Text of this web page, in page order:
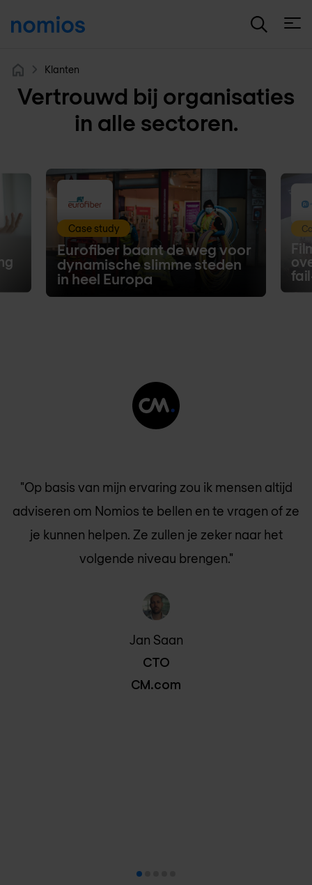
Klanten
Vertrouwd bij organisaties
in alle sectoren.
Case study
Eurofiber baant de weg voor
dynamische slimme steden
in heel Europa
"Op basis van mijn ervaring zou ik mensen altijd
adviseren om Nomios te bellen en te vragen of ze
je kunnen helpen. Ze zullen je zeker naar het
volgende niveau brengen."
Jan Saan
CTO
CM.com